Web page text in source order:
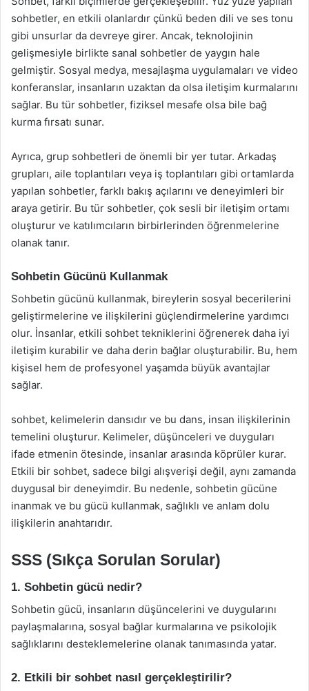
sohbetler, en etkili olanlardır çünkü beden dili ve ses tonu
gibi unsurlar da devreye girer. Ancak, teknolojinin
gelişmesiyle birlikte sanal sohbetler de yaygın hale
gelmiştir. Sosyal medya, mesajlaşma uygulamaları ve video
konferanslar, insanların uzaktan da olsa iletişim kurmalarını
sağlar. Bu tür sohbetler, fiziksel mesafe olsa bile bağ
kurma fırsatı sunar.
Ayrıca, grup sohbetleri de önemli bir yer tutar. Arkadaş
grupları, aile toplantıları veya iş toplantıları gibi ortamlarda
yapılan sohbetler, farklı bakış açılarını ve deneyimleri bir
araya getirir. Bu tür sohbetler, çok sesli bir iletişim ortamı
oluşturur ve katılımcıların birbirlerinden öğrenmelerine
olanak tanır.
Sohbetin Gücünü Kullanmak
Sohbetin gücünü kullanmak, bireylerin sosyal becerilerini
geliştirmelerine ve ilişkilerini güçlendirmelerine yardımcı
olur. İnsanlar, etkili sohbet tekniklerini öğrenerek daha iyi
iletişim kurabilir ve daha derin bağlar oluşturabilir. Bu, hem
kişisel hem de profesyonel yaşamda büyük avantajlar
sağlar.
sohbet, kelimelerin dansıdır ve bu dans, insan ilişkilerinin
temelini oluşturur. Kelimeler, düşünceleri ve duyguları
ifade etmenin ötesinde, insanlar arasında köprüler kurar.
Etkili bir sohbet, sadece bilgi alışverişi değil, aynı zamanda
duygusal bir deneyimdir. Bu nedenle, sohbetin gücüne
inanmak ve bu gücü kullanmak, sağlıklı ve anlam dolu
ilişkilerin anahtarıdır.
SSS (Sıkça Sorulan Sorular)
1. Sohbetin gücü nedir?
Sohbetin gücü, insanların düşüncelerini ve duygularını
paylaşmalarına, sosyal bağlar kurmalarına ve psikolojik
sağlıklarını desteklemelerine olanak tanımasında yatar.
2. Etkili bir sohbet nasıl gerçekleştirilir?